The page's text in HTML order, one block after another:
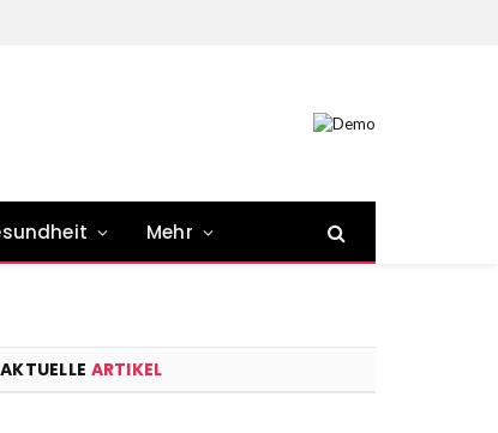
Mehr
AKTUELLE ARTIKEL